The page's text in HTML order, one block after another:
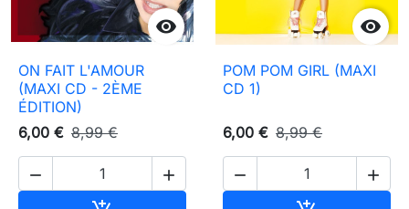

ON FAIT L'AMOUR
(MAXI CD - 2ÈME
ÉDITION)
6,00 € 8,99 €
 

POM POM GIRL (MAXI
CD 1)
6,00 € 8,99 €
 